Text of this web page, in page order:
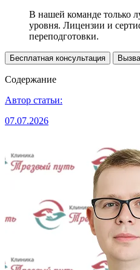
В нашей команде только
уровня. Лицензии и
переподготовки.
Бесплатная консультация
Содержание
Автор статьи:
07.07.2026